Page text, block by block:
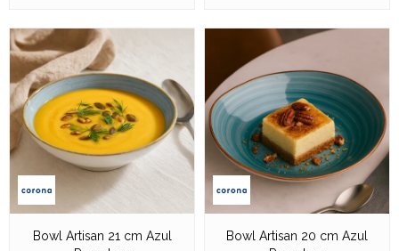
Bowl Artisan 21 cm Azul
Bowl Artisan 20 cm Azul